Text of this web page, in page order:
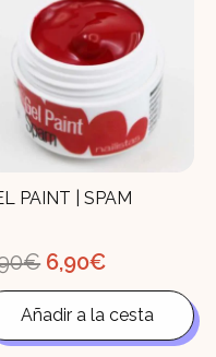
PAINT | SPAM
€ El
precio
era:
7,90€.
6,90€El
actual
es:
6,90€.
Añadir a la cesta